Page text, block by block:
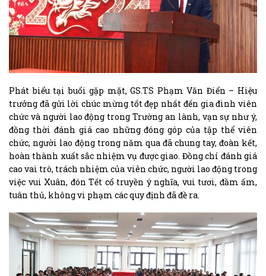
Phát biểu tại buổi gặp mặt, GS.TS Phạm Văn Điển – Hiệu
trưởng đã gửi lời chúc mừng tốt đẹp nhất đến gia đình viên
chức và người lao động trong Trường an lành, vạn sự như ý,
đồng thời đánh giá cao những đóng góp của tập thể viên
chức, người lao động trong năm qua đã chung tay, đoàn kết,
hoàn thành xuất sắc nhiệm vụ được giao. Đồng chí đánh giá
cao vai trò, trách nhiệm của viên chức, người lao động trong
việc vui Xuân, đón Tết cổ truyền ý nghĩa, vui tươi, đầm ấm,
tuân thủ, không vi phạm các quy định đã đề ra.